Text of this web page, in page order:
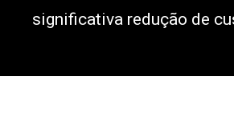
significativa redução de